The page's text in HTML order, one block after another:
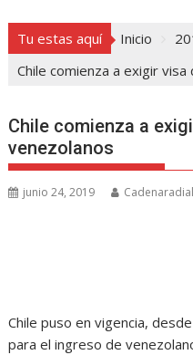
Tu estas aquí Inicio
Chile comienza a exigir
Chile comienza a
venezolanos
junio 24, 2019
Chile puso en vigencia,
para el ingreso de